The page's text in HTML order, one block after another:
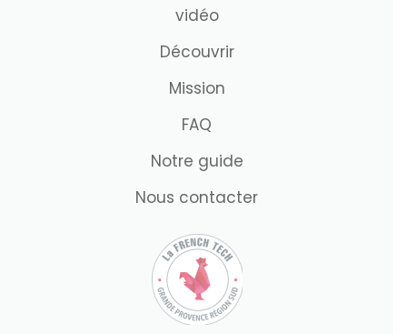
vidéo
Découvrir
Mission
FAQ
Notre guide
Nous contacter